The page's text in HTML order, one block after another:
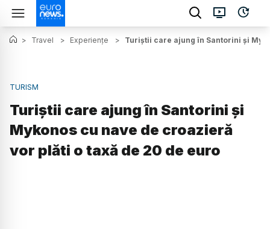
> Travel > Experiențe > Turiștii care ajung în Santorini și
TURISM
Turiștii care ajung în Santorini și
Mykonos cu nave de croazieră
vor plăti o taxă de 20 de euro